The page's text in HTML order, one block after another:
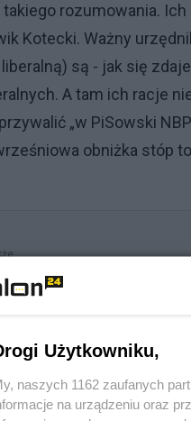
rozumowania.
Kotecki. Ważny
są - jak się
A tam ich racje
„w PiSowski
obniżka stóp
inflacjo! Witaj inflacjo
dobra?
Użytkowniku,
naszych 1162 zaufanych
na urządzeniu oraz